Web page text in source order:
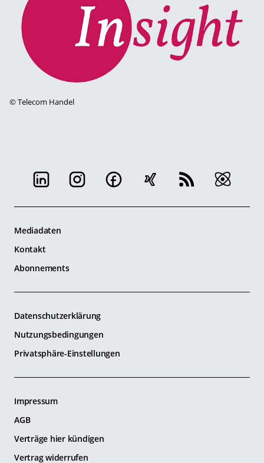
©Telecom Handel
Mediadaten
Kontakt
Abonnements
Datenschutzerklärung
Nutzungsbedingungen
Privatsphäre-Einstellungen
Impressum
AGB
Verträge hier kündigen
Vertrag widerrufen